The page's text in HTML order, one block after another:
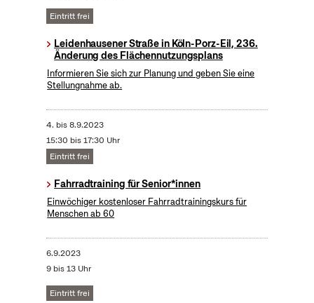
Eintritt frei
Leidenhausener Straße in Köln-Porz-Eil, 236.
Änderung des Flächennutzungsplans
Informieren Sie sich zur Planung und geben Sie eine
Stellungnahme ab.
4. bis8.9.2023
15:30 bis 17:30 Uhr
Eintritt frei
Fahrradtraining für Senior*innen
Einwöchiger kostenloser Fahrradtrainingskurs für
Menschen ab 60
6.9.2023
9 bis 13 Uhr
Eintritt frei